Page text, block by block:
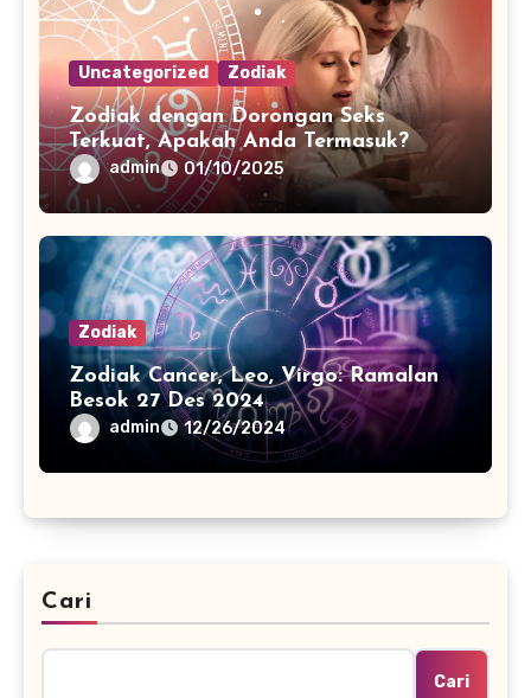
Uncategorized Zodiak
Zodiak dengan Dorongan Seks
Terkuat, Apakah Anda Termasuk?
admin 01/10/2025
Zodiak
Zodiak Cancer, Leo, Virgo: Ramalan
Besok 27 Des 2024
admin 12/26/2024
Cari
Cari